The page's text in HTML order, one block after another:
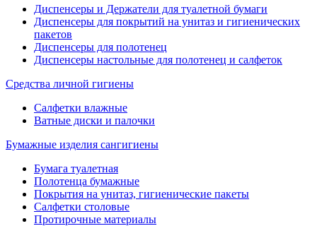
Диспенсеры и Держатели для туалетной бумаги
Диспенсеры для покрытий на унитаз и гигиенических
пакетов
Диспенсеры для полотенец
Диспенсеры настольные для полотенец и салфеток
Средства личной гигиены
Салфетки влажные
Ватные диски и палочки
Бумажные изделия сангигиены
Бумага туалетная
Полотенца бумажные
Покрытия на унитаз, гигиенические пакеты
Салфетки столовые
Протирочные материалы